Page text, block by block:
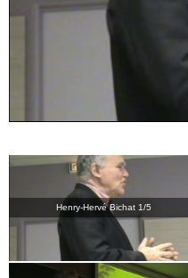
Henry-Hervé Bichat 1/5